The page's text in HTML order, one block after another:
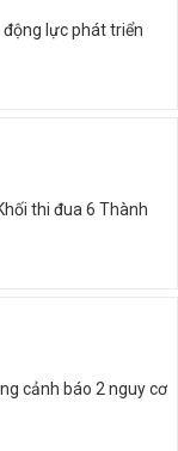
lực phát triển
thi đua 6 Thành
cảnh báo 2 nguy cơ